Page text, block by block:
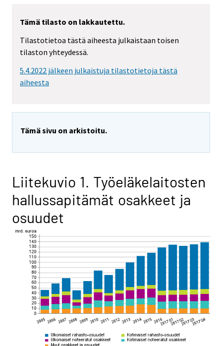
Tämä tilasto on lakkautettu.
Tilastotietoa tästä aiheesta julkaistaan toisen
tilaston yhteydessä.
5.4.2022 jälkeen julkaistuja tilastotietoja tästä
aiheesta
Tämä sivu on arkistoitu.
Liitekuvio 1. Työeläkelaitosten
hallussapitämät osakkeet ja
osuudet